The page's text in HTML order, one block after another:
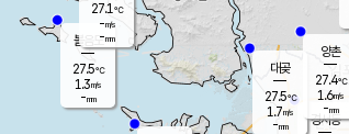
볼음도
27.5℃
1.3m/s
-mm
경서동
대곶
27.5℃
1.7m/s
-mm
양촌
27.4℃
1.6m/s
-mm
27.1℃
-m/s
-mm